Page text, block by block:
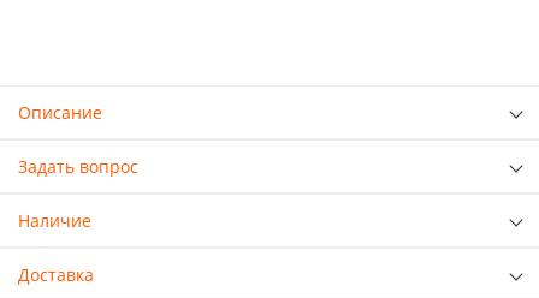
Описание
Задать вопрос
Наличие
Доставка